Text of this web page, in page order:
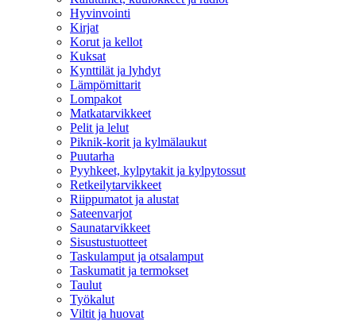
Hyvinvointi
Kirjat
Korut ja kellot
Kuksat
Kynttilät ja lyhdyt
Lämpömittarit
Lompakot
Matkatarvikkeet
Pelit ja lelut
Piknik-korit ja kylmälaukut
Puutarha
Pyyhkeet, kylpytakit ja kylpytossut
Retkeilytarvikkeet
Riippumatot ja alustat
Sateenvarjot
Saunatarvikkeet
Sisustustuotteet
Taskulamput ja otsalamput
Taskumatit ja termokset
Taulut
Työkalut
Viltit ja huovat